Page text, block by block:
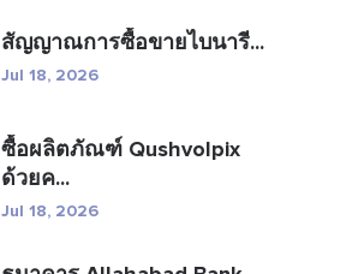
สัญญาณการซื้อขายไบนารี...
Jul 18, 2026
ซื้อผลิตภัณฑ์ Qushvolpix
ด้วยค...
Jul 18, 2026